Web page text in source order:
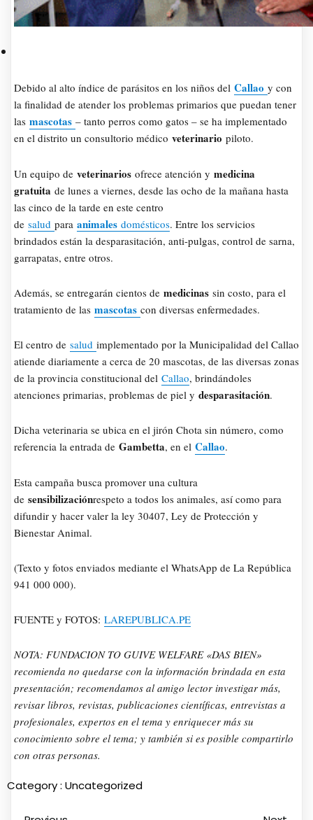
Debido al alto índice de parásitos en los niños del Callao y con
la finalidad de atender los problemas primarios que puedan tener
las mascotas – tanto perros como gatos – se ha implementado
en el distrito un consultorio médico veterinario piloto.
Un equipo de veterinarios ofrece atención y medicina
gratuita de lunes a viernes, desde las ocho de la mañana hasta
las cinco de la tarde en este centro
de salud para animales domésticos. Entre los servicios
brindados están la desparasitación, anti-pulgas, control de sarna,
garrapatas, entre otros.
Además, se entregarán cientos de medicinas sin costo, para el
tratamiento de las mascotas con diversas enfermedades.
El centro de salud implementado por la Municipalidad del Callao
atiende diariamente a cerca de 20 mascotas, de las diversas zonas
de la provincia constitucional del Callao, brindándoles
atenciones primarias, problemas de piel y desparasitación.
Dicha veterinaria se ubica en el jirón Chota sin número, como
referencia la entrada de Gambetta, en el Callao.
Esta campaña busca promover una cultura
de sensibilizaciónrespeto a todos los animales, así como para
difundir y hacer valer la ley 30407, Ley de Protección y
Bienestar Animal.
(Texto y fotos enviados mediante el WhatsApp de La República
941 000 000).
FUENTE y FOTOS: LAREPUBLICA.PE
NOTA: FUNDACION TO GUIVE WELFARE «DAS BIEN»
recomienda no quedarse con la información brindada en esta
presentación; recomendamos al amigo lector investigar más,
revisar libros, revistas, publicaciones científicas, entrevistas a
profesionales, expertos en el tema y enriquecer más su
conocimiento sobre el tema; y también si es posible compartirlo
con otras personas.
Category : Uncategorized